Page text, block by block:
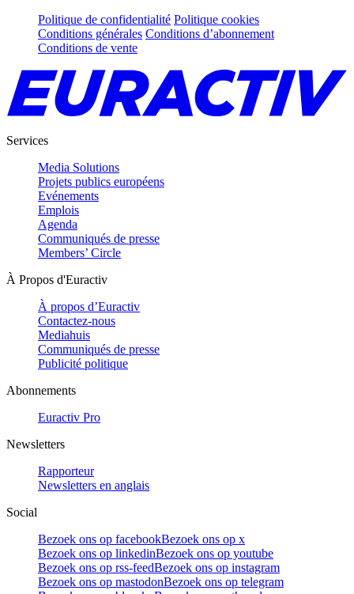
Politique de confidentialité Politique cookies
Conditions générales Conditions d’abonnement
Conditions de vente
Services
Media Solutions
Projets publics européens
Evénements
Emplois
Agenda
Communiqués de presse
Members’ Circle
À Propos d'Euractiv
À propos d’Euractiv
Contactez-nous
Mediahuis
Communiqués de presse
Publicité politique
Abonnements
Euractiv Pro
Newsletters
Rapporteur
Newsletters en anglais
Social
Bezoek ons op facebookBezoek ons op x
Bezoek ons op linkedinBezoek ons op youtube
Bezoek ons op rss-feedBezoek ons op instagram
Bezoek ons op mastodonBezoek ons op telegram